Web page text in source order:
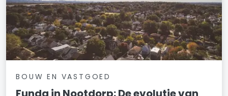
BOUW EN VASTGOED